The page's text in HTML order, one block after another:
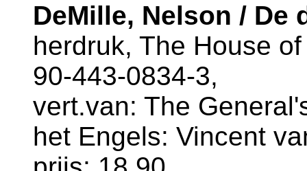
DeMille, Nelson / De
herdruk, The House
90-443-0834-3,
vert.van: The
het Engels: Vincent